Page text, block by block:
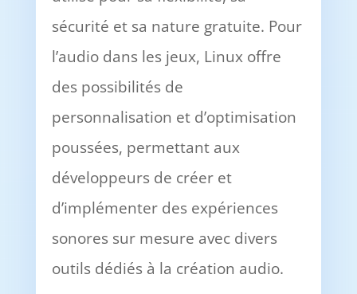
sécurité et sa nature gratuite. Pour
l’audio dans les jeux, Linux offre
des possibilités de
personnalisation et d’optimisation
poussées, permettant aux
développeurs de créer et
d’implémenter des expériences
sonores sur mesure avec divers
outils dédiés à la création audio.